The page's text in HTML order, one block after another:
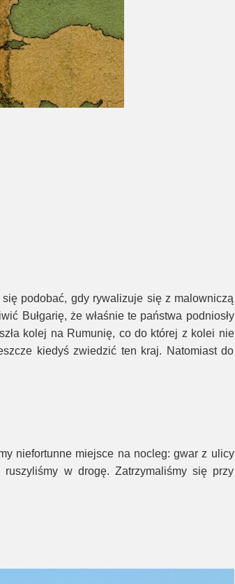
podobać, gdy rywalizuje się z malowniczą
Bułgarię, że właśnie te państwa podniosły
kolej na Rumunię, co do której z kolei nie
kiedyś zwiedzić ten kraj. Natomiast do
niefortunne miejsce na nocleg: gwar z ulicy
w drogę. Zatrzymaliśmy się przy